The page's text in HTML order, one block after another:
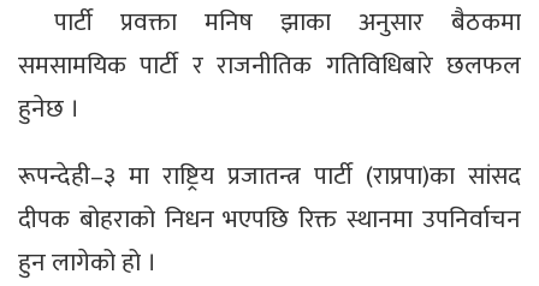
पार्टी प्रवक्ता मनिष झाका अनुसार बैठकमा
समसामयिक पार्टी र राजनीतिक गतिविधिबारे छलफल
हुनेछ ।
रूपन्देही–३ मा राष्ट्रिय प्रजातन्त्र पार्टी (राप्रपा)का सांसद
दीपक बोहराको निधन भएपछि रिक्त स्थानमा उपनिर्वाचन
हुन लागेको हो ।